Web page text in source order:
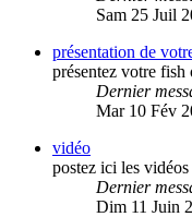
Sam 25 Juil
présentation de
présentez votre
Dernier
Mar 10 Fév
vidéo
postez ici les vidéos
Dernier
Dim 11 Juin